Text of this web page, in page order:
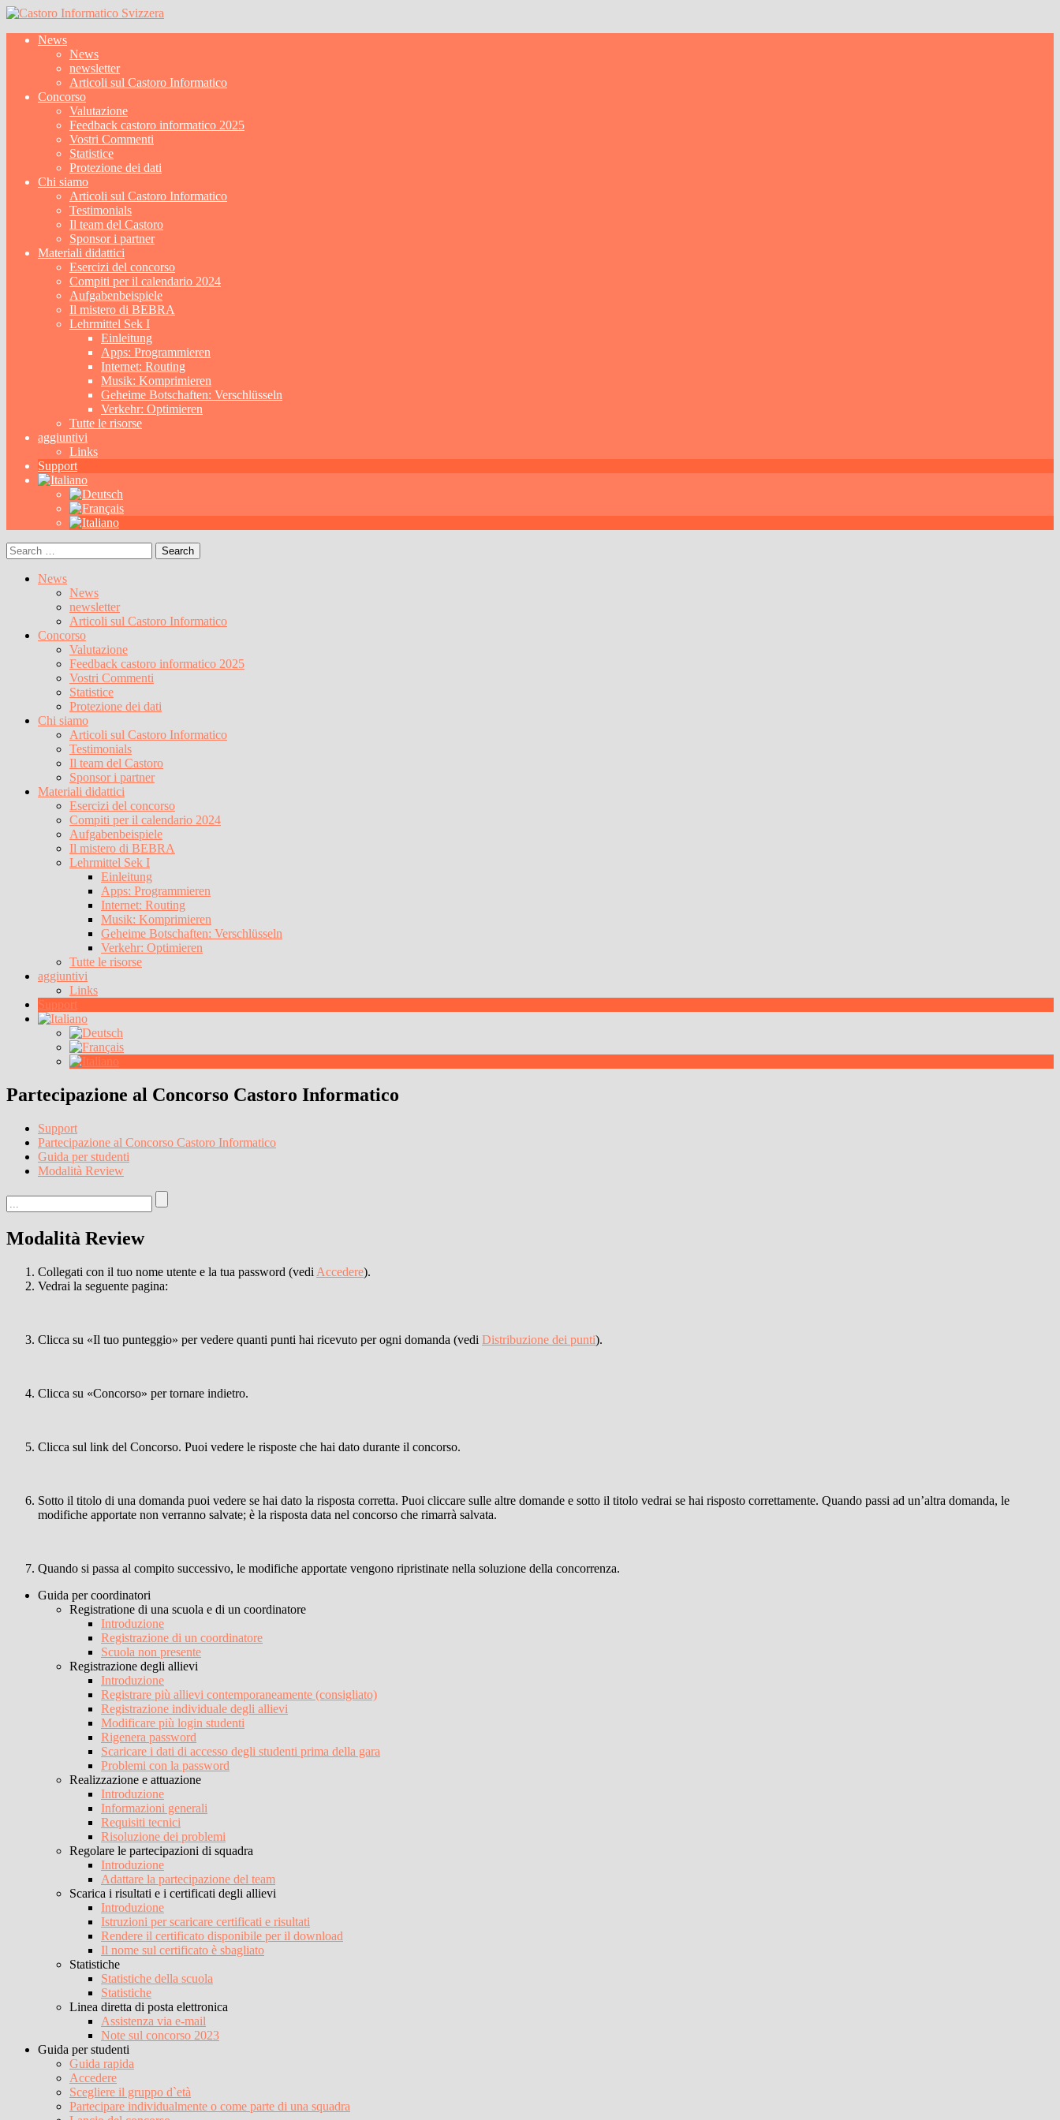
News
News
newsletter
Articoli sul Castoro Informatico
Concorso
Valutazione
Feedback castoro informatico 2025
Vostri Commenti
Statistice
Protezione dei dati
Chi siamo
Articoli sul Castoro Informatico
Testimonials
Il team del Castoro
Sponsor i partner
Materiali didattici
Esercizi del concorso
Compiti per il calendario 2024
Aufgabenbeispiele
Il mistero di BEBRA
Lehrmittel Sek I
Einleitung
Apps: Programmieren
Internet: Routing
Musik: Komprimieren
Geheime Botschaften: Verschlüsseln
Verkehr: Optimieren
Tutte le risorse
aggiuntivi
Links
Support
Search
for:
News
News
newsletter
Articoli sul Castoro Informatico
Concorso
Valutazione
Feedback castoro informatico 2025
Vostri Commenti
Statistice
Protezione dei dati
Chi siamo
Articoli sul Castoro Informatico
Testimonials
Il team del Castoro
Sponsor i partner
Materiali didattici
Esercizi del concorso
Compiti per il calendario 2024
Aufgabenbeispiele
Il mistero di BEBRA
Lehrmittel Sek I
Einleitung
Apps: Programmieren
Internet: Routing
Musik: Komprimieren
Geheime Botschaften: Verschlüsseln
Verkehr: Optimieren
Tutte le risorse
aggiuntivi
Links
Support
Partecipazione al Concorso Castoro Informatico
Support
Partecipazione al Concorso Castoro Informatico
Guida per studenti
Modalità Review
Modalità Review
Collegati con il tuo nome utente e la tua password (vedi Accedere).
Vedrai la seguente pagina:
Clicca su «Il tuo punteggio» per vedere quanti punti hai ricevuto per ogni domanda (vedi Distribuzione dei punti).
Clicca su «Concorso» per tornare indietro.
Clicca sul link del Concorso. Puoi vedere le risposte che hai dato durante il concorso.
Sotto il titolo di una domanda puoi vedere se hai dato la risposta corretta. Puoi cliccare sulle altre domande e sotto il titolo vedrai se hai risposto correttamente. Quando passi ad un’altra domanda, le
modifiche apportate non verranno salvate; è la risposta data nel concorso che rimarrà salvata.
Quando si passa al compito successivo, le modifiche apportate vengono ripristinate nella soluzione della concorrenza.
Guida per coordinatori
Registratione di una scuola e di un coordinatore
Introduzione
Registrazione di un coordinatore
Scuola non presente
Registrazione degli allievi
Introduzione
Registrare più allievi contemporaneamente (consigliato)
Registrazione individuale degli allievi
Modificare più login studenti
Rigenera password
Scaricare i dati di accesso degli studenti prima della gara
Problemi con la password
Realizzazione e attuazione
Introduzione
Informazioni generali
Requisiti tecnici
Risoluzione dei problemi
Regolare le partecipazioni di squadra
Introduzione
Adattare la partecipazione del team
Scarica i risultati e i certificati degli allievi
Introduzione
Istruzioni per scaricare certificati e risultati
Rendere il certificato disponibile per il download
Il nome sul certificato è sbagliato
Statistiche
Statistiche della scuola
Statistiche
Linea diretta di posta elettronica
Assistenza via e-mail
Note sul concorso 2023
Guida per studenti
Guida rapida
Accedere
Scegliere il gruppo d`età
Partecipare individualmente o come parte di una squadra